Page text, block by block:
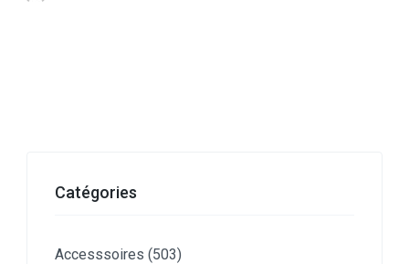
Catégories
Accesssoires (503)